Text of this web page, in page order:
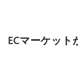
ECマーケッ